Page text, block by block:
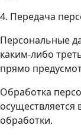
4. Передача
Персональные
каким-либо
прямо
Обработка
осуществляется
обработки.